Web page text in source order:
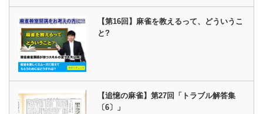
【第16回】麻雀を教えるって、どういうこ
と?
【追憶の麻雀】第27回「トラブル解答集
〔6〕」